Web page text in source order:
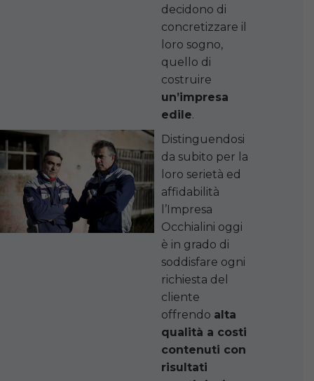
decidono di
concretizzare il
loro sogno,
quello di
costruire
un’impresa
edile.
Distinguendosi
da subito per la
loro serietà ed
affidabilità
l’Impresa
Occhialini oggi
è in grado di
soddisfare ogni
richiesta del
cliente
offrendo alta
qualità a costi
contenuti con
risultati